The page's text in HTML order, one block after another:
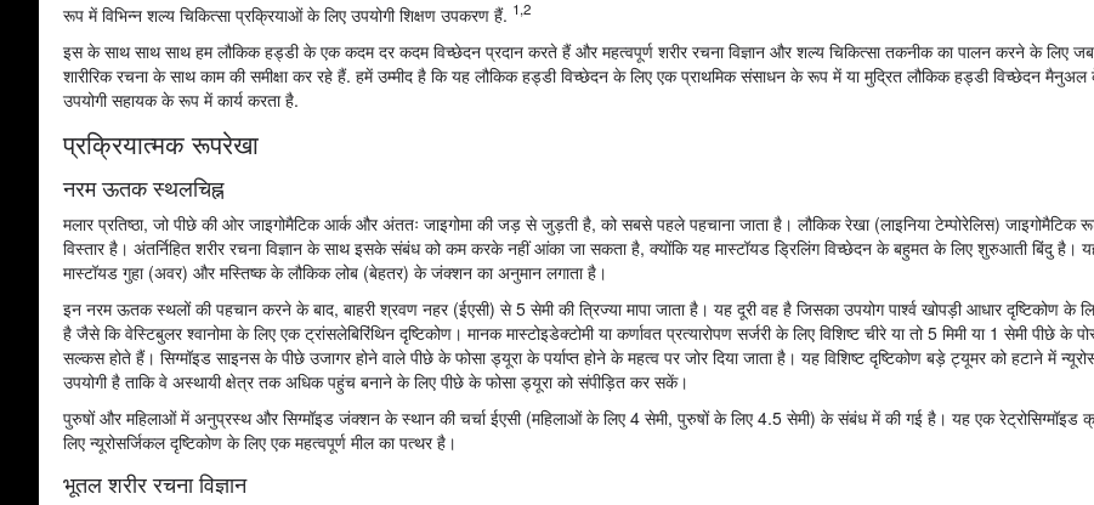
रूप में विभिन्न शल्य चिकित्सा प्रक्रियाओं के लिए उपयोगी शिक्षण उपकरण हैं. 1,2
इस के साथ साथ साथ हम लौकिक हड्डी के एक कदम दर कदम विच्छेदन प्रदान करते हैं और महत्वपूर्ण शरीर रचना विज्ञान और शल्य चिकित्सा तकनीक का पालन करने के लिए
शारीरिक रचना के साथ काम की समीक्षा कर रहे हैं. हमें उम्मीद है कि यह लौकिक हड्डी विच्छेदन के लिए एक प्राथमिक संसाधन के रूप में या मुद्रित लौकिक हड्डी विच्छेदन
उपयोगी सहायक के रूप में कार्य करता है.
प्रक्रियात्मक रूपरेखा
नरम ऊतक स्थलचिह्न
मलार प्रतिष्ठा, जो पीछे की ओर जाइगोमैटिक आर्क और अंततः जाइगोमा की जड़ से जुड़ती है, को सबसे पहले पहचाना जाता है। लौकिक रेखा (लाइनिया टेम्पोरेलिस) जाइगोमैटिक
विस्तार है। अंतर्निहित शरीर रचना विज्ञान के साथ इसके संबंध को कम करके नहीं आंका जा सकता है, क्योंकि यह मास्टॉयड ड्रिलिंग विच्छेदन के बहुमत के लिए शुरुआती बिंदु है।
मास्टॉयड गुहा (अवर) और मस्तिष्क के लौकिक लोब (बेहतर) के जंक्शन का अनुमान लगाता है।
इन नरम ऊतक स्थलों की पहचान करने के बाद, बाहरी श्रवण नहर (ईएसी) से 5 सेमी की त्रिज्या मापा जाता है। यह दूरी वह है जिसका उपयोग पार्श्व खोपड़ी आधार दृष्टिकोण के
है जैसे कि वेस्टिबुलर श्वानोमा के लिए एक ट्रांसलेबिरिंथिन दृष्टिकोण। मानक मास्टोइडेक्टोमी या कर्णावत प्रत्यारोपण सर्जरी के लिए विशिष्ट चीरे या तो 5 मिमी या 1 सेमी पीछे के
सल्कस होते हैं। सिग्मॉइड साइनस के पीछे उजागर होने वाले पीछे के फोसा ड्यूरा के पर्याप्त होने के महत्व पर जोर दिया जाता है। यह विशिष्ट दृष्टिकोण बड़े ट्यूमर को हटाने में
उपयोगी है ताकि वे अस्थायी क्षेत्र तक अधिक पहुंच बनाने के लिए पीछे के फोसा ड्यूरा को संपीड़ित कर सकें।
पुरुषों और महिलाओं में अनुप्रस्थ और सिग्मॉइड जंक्शन के स्थान की चर्चा ईएसी (महिलाओं के लिए 4 सेमी, पुरुषों के लिए 4.5 सेमी) के संबंध में की गई है। यह एक रेट्रोसिग्मॉइड
लिए न्यूरोसर्जिकल दृष्टिकोण के लिए एक महत्वपूर्ण मील का पत्थर है।
भूतल शरीर रचना विज्ञान